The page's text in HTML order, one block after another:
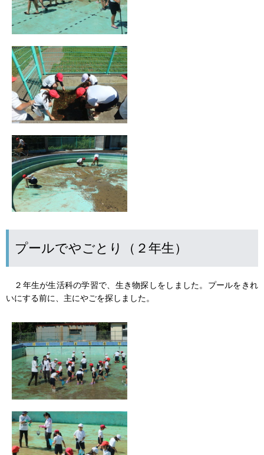
プールでやごとり（２年生）
２年生が生活科の学習で、生き物探しをしました。プールをきれ
いにする前に、主にやごを探しました。